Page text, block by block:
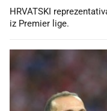
HRVATSKI
iz Premier lige.